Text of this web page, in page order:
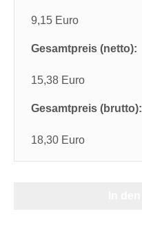
9,15 Euro
Gesamtpreis (netto):
15,38 Euro
Gesamtpreis (brutto):
18,30 Euro